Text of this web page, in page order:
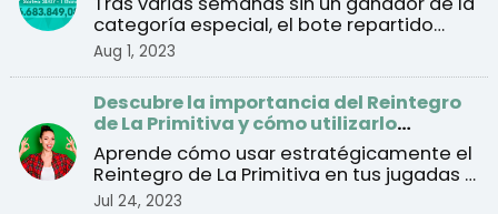
categoría especial, el bote repartido
este lunes se con ...
Aug 1, 2023
Descubre la importancia del Reintegro
de La Primitiva y cómo utilizarlo
estratégicamente
Aprende cómo usar estratégicamente el
Reintegro de La Primitiva en tus jugadas y
mejorar tus cha ...
Jul 24, 2023